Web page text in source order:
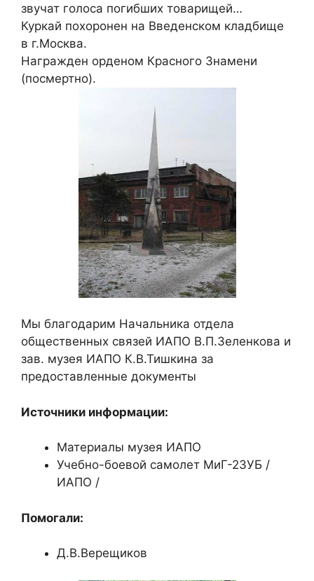
звучат голоса погибших товарищей…
Куркай похоронен на Введенском кладбище
в г.Москва.
Награжден орденом Красного Знамени
(посмертно).
Мы благодарим Начальника отдела
общественных связей ИАПО В.П.Зеленкова и
зав. музея ИАПО К.В.Тишкина за
предоставленные документы
Источники информации:
Материалы музея ИАПО
Учебно-боевой самолет МиГ-23УБ /
ИАПО /
Помогали:
Д.В.Верещиков